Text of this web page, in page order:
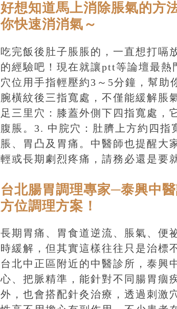
好想知道馬上消除脹氣的方
你快速消消氣～
吃完飯後肚子脹脹的，一直想打嗝
的經驗吧！現在就讓ptt等論壇最熱
穴位用手指輕壓約3～5分鐘，幫助
腕橫紋後三指寬處，不僅能緩解脹
足三里穴：膝蓋外側下四指寬處，
腹脹。3. 中脘穴：肚臍上方約四指
脹、胃凸及胃痛。中醫師也提醒大
輕或長期劇烈疼痛，請務必還是要
台北腸胃調理專家─泰興中
方位調理方案！
長期胃痛、胃食道逆流、脹氣、便
時緩解，但其實這樣往往只是治標
台北中正區附近的中醫診所，泰興
心、把脈精準，能針對不同腸胃痼
外，也會搭配針灸治療，透過刺激